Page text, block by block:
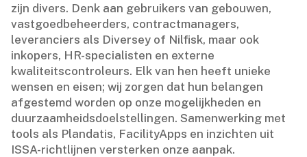
zijn divers.​ Denk aan gebruikers van gebouwen,
vastgoedbeheerders, contractmanagers,
leveranciers als Diversey of Nilfisk, maar ook
inkopers, HR-specialisten en externe
kwaliteitscontroleurs.​ Elk van hen heeft unieke
wensen en eisen; wij zorgen dat hun belangen
afgestemd worden op onze mogelijkheden en
duurzaamheidsdoelstellingen.​ Samenwerking met
tools als Plandatis, FacilityApps en inzichten uit
ISSA-richtlijnen versterken onze aanpak.​